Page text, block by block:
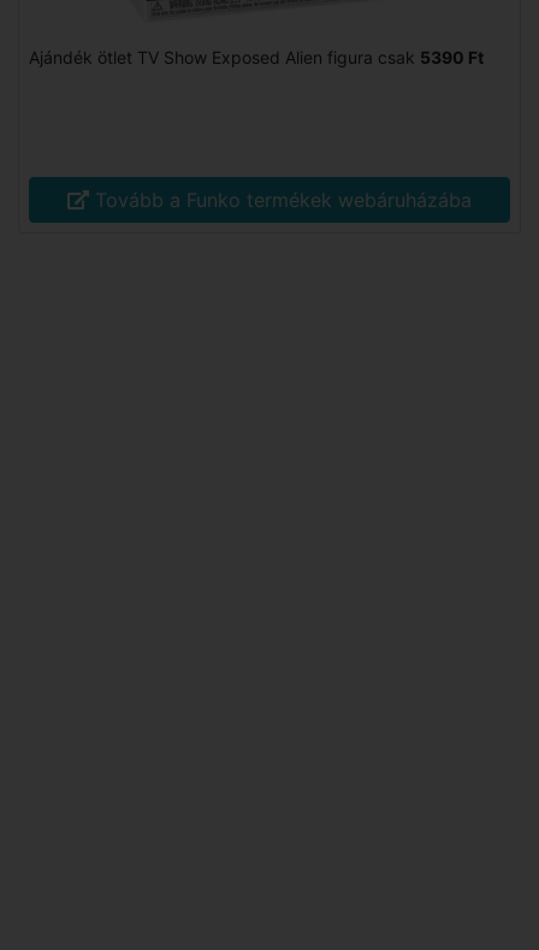
Ajándék ötlet TV Show Exposed Alien figura csak 5390 Ft
Tovább a Funko termékek webáruházába